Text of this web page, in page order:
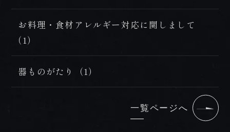
お料理・食材アレルギー対応に関しまして
（1）
器ものがたり（1）
一覧ページへ